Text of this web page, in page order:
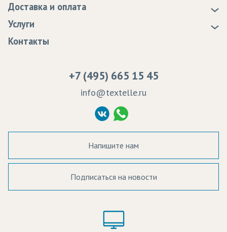
Статьи
Программа лояльности
Сертификаты качества
Судебные решения
Политика Конфиденциальности
Согласие на обработку ПД
Доставка и оплата
Доставка
Оплата
Услуги
Образцы
Контакты
+7 (495) 665 15 45
info@textelle.ru
Напишите нам
Подписаться на новости